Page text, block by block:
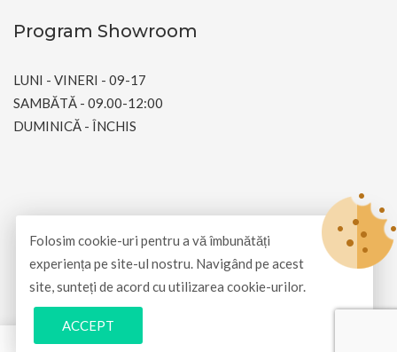
Program Showroom
LUNI - VINERI - 09-17
SAMBĂTĂ - 09.00-12:00
DUMINICĂ - ÎNCHIS
© Copyright 2026 Barton Motors Romania
All Rights
Reserved.
Dezvoltat și întreținut deSimpliArt Net
Folosim cookie-uri pentru a vă îmbunătăți
experiența pe site-ul nostru. Navigând pe acest
site, sunteți de acord cu utilizarea cookie-urilor.
ACCEPT